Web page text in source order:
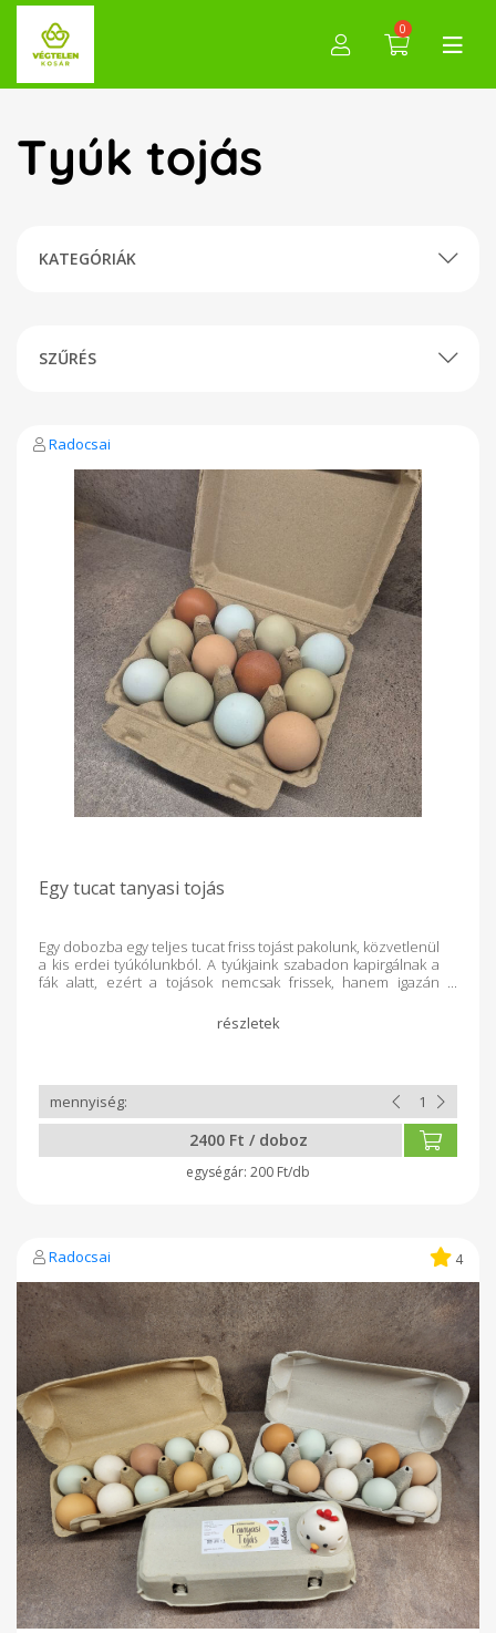
0
Tyúk tojás
KATEGÓRIÁK
SZŰRÉS
Radocsai
Egy tucat tanyasi tojás
Egy dobozba egy teljes tucat friss tojást pakolunk, közvetlenül
a kis erdei tyúkólunkból. A tyúkjaink szabadon kapirgálnak a
fák alatt, ezért a tojások nemcsak frissek, hanem igazán
(Cream Legbar, Shaver Farm, Itáliai, Australorp), a dobozban
mindig színes válogatás vár: a világoskéktől egészen a
2400 Ft / doboz
200 Ft/db
Radocsai 4